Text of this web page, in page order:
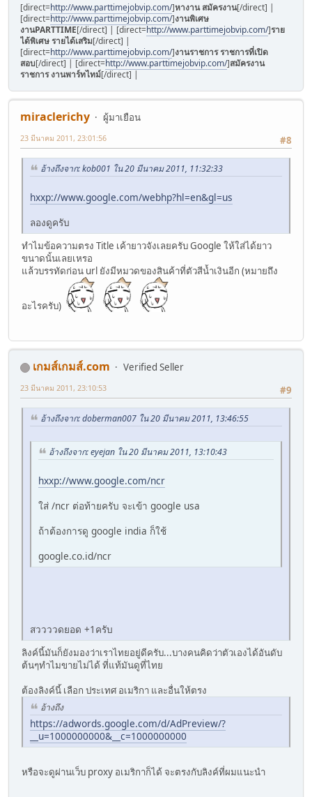
[direct=http://www.parttimejobvip.com/]หางาน สมัครงาน[/direct] |
[direct=http://www.parttimejobvip.com/]งานพิเศษ
งานPARTTIME[/direct] | [direct=http://www.parttimejobvip.com/]ราย
ได้พิเศษ รายได้เสริม[/direct] |
[direct=http://www.parttimejobvip.com/]งานราชการ ราชการที่เปิด
สอบ[/direct] | [direct=http://www.parttimejobvip.com/]สมัครงาน
ราชการ งานพาร์ทไทม์[/direct] |
miraclerichy
ผู้มาเยือน
#8
23 มีนาคม 2011, 23:01:56
อ้างถึงจาก: kob001 ใน 20 มีนาคม 2011, 11:32:33
hxxp://www.google.com/webhp?hl=en&gl=us
ลองดูครับ
ทำไมข้อความตรง Title เค้ายาวจังเลยครับ Google ให้ใส่ได้ยาว
ขนาดนั้นเลยเหรอ
แล้วบรรทัดก่อน url ยังมีหมวดของสินค้าที่ตัวสีน้ำเงินอีก (หมายถึง
อะไรครับ)
เกมส์เกมส์.com
Verified Seller
#9
23 มีนาคม 2011, 23:10:53
อ้างถึงจาก: doberman007 ใน 20 มีนาคม 2011, 13:46:55
อ้างถึงจาก: eyejan ใน 20 มีนาคม 2011, 13:10:43
hxxp://www.google.com/ncr
ใส่ /ncr ต่อท้ายครับ จะเข้า google usa
ถ้าต้องการดู google india ก็ใช้
google.co.id/ncr
สววววดยอด +1ครับ
ลิงค์นี้มันก็ยังมองว่าเราไทยอยู่ดีครับ...บางคนคิดว่าตัวเองได้อันดับ
ต้นๆทำไมขายไม่ได้ ที่แท้มันดูที่ไทย
ต้องลิงค์นี้ เลือก ประเทศ อเมริกา และอื่นให้ตรง
อ้างถึง
https://adwords.google.com/d/AdPreview/?
__u=1000000000&__c=1000000000
หรือจะดูผ่านเว็บ proxy อเมริกาก็ได้ จะตรงกับลิงค์ที่ผมแนะนำ